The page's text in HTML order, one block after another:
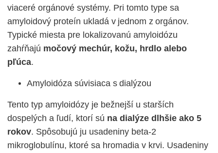
viaceré orgánové systémy. Pri tomto type sa
amyloidový proteín ukladá v jednom z orgánov.
Typické miesta pre lokalizovanú amyloidózu
zahŕňajú močový mechúr, kožu, hrdlo alebo
pľúca.
Amyloidóza súvisiaca s dialýzou
Tento typ amyloidózy je bežnejší u starších
dospelých a ľudí, ktorí sú na dialýze dlhšie ako 5
rokov. Spôsobujú ju usadeniny beta-2
mikroglobulínu, ktoré sa hromadia v krvi. Usadeniny